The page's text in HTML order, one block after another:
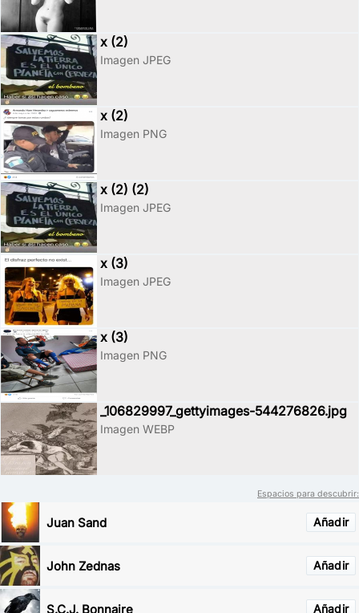
x (2)
Imagen JPEG
x (2)
Imagen PNG
x (2) (2)
Imagen JPEG
x (3)
Imagen JPEG
x (3)
Imagen PNG
_106829997_gettyimages-544276826.jpg
Imagen WEBP
Espacios para descubrir:
Añadir
Juan Sand
Añadir
John Zednas
Añadir
S.C.J. Bonnaire